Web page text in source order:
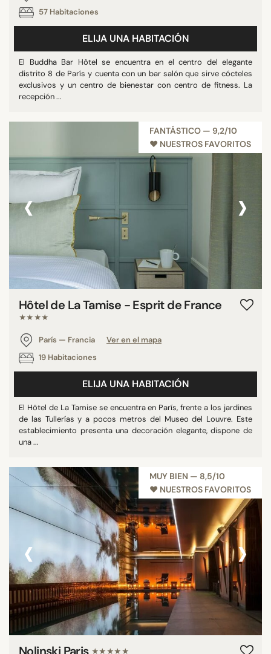
57 Habitaciones
ELIJA UNA HABITACIÓN
El Buddha Bar Hôtel se encuentra en el centro del elegante
distrito 8 de París y cuenta con un bar salón que sirve cócteles
exclusivos y un centro de bienestar con centro de fitness. La
recepción ...
FANTÁSTICO — 9,2/10
♥︎ NUESTROS FAVORITOS
‹ ›
Hôtel de La Tamise - Esprit de France
★★★★
París — Francia
Ver en el mapa
19 Habitaciones
ELIJA UNA HABITACIÓN
El Hôtel de La Tamise se encuentra en París, frente a los jardines
de las Tullerías y a pocos metros del Museo del Louvre. Este
establecimiento presenta una decoración elegante, dispone de
una ...
MUY BIEN — 8,5/10
♥︎ NUESTROS FAVORITOS
‹ ›
Nolinski Paris ★★★★★